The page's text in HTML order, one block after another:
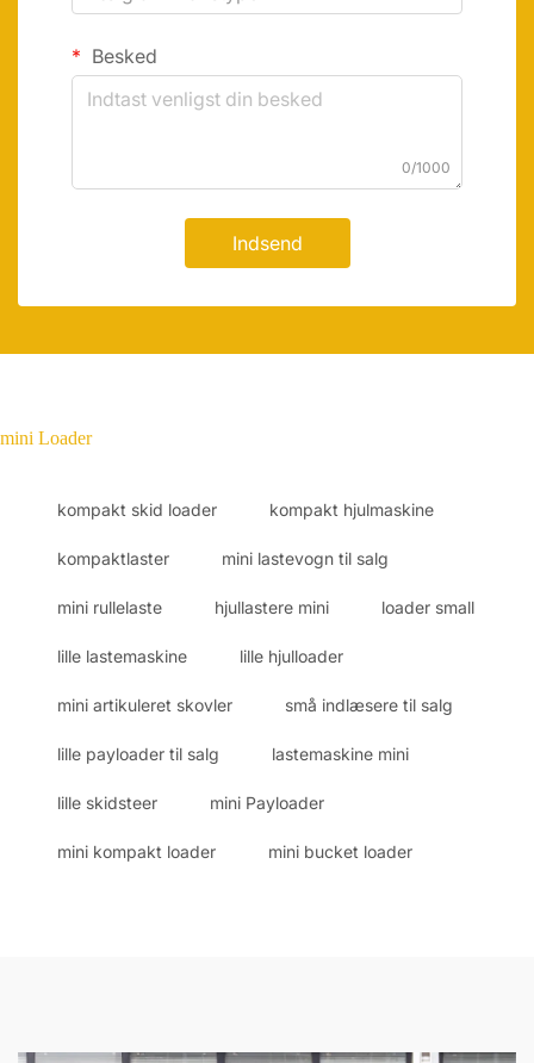
Besked
0/1000
Indsend
mini Loader
kompakt skid loader kompakt hjulmaskine
kompaktlaster mini lastevogn til salg
mini rullelaste hjullastere mini loader small
lille lastemaskine lille hjulloader
mini artikuleret skovler små indlæsere til salg
lille payloader til salg lastemaskine mini
lille skidsteer mini Payloader
mini kompakt loader mini bucket loader